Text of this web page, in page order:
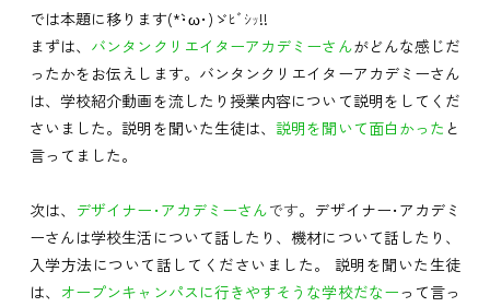
では本題に移ります(*`･ω･)ゞﾋﾞｼｯ!!
まずは、 バンタンクリエイターアカデミーさんがどんな感じだ
ったかをお伝えします。バンタンクリエイターアカデミーさん
は、学校紹介動画を流したり授業内容について説明をしてくだ
さいました。説明を聞いた生徒は、説明を聞いて面白かった と
言ってました。
次は、 デザイナー･アカデミーさんです。デザイナー･アカデミ
ーさんは学校生活について話したり、機材について話したり、
入学方法について話してくださいました。 説明を聞いた生徒
は、 オープンキャンパスに行きやすそうな学校だなーって言っ